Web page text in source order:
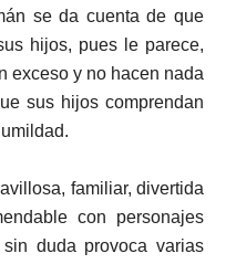
se da cuenta de que
hijos, pues le parece,
exceso y no hacen nada
sus hijos comprendan
familiar, divertida
con personajes
duda provoca varias